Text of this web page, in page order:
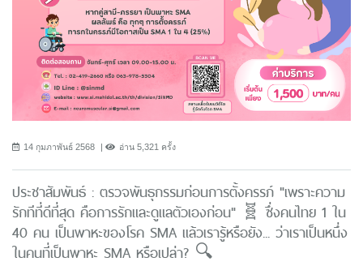
14 กุมภาพันธ์ 2568 อ่าน 5,321 ครั้ง
ประชาสัมพันธ์ : ตรวจพันธุกรรมก่อนการตั้งครรภ์ "เพราะความ
รักทีที่ดีที่สุด คือการรักและดูแลตัวเองก่อน" 🧬 ซึ่งคนไทย 1 ใน
40 คน เป็นพาหะของโรค SMA แล้วเรารู้หรือยัง... ว่าเราเป็นหนึ่ง
ในคนที่เป็นพาหะ SMA หรือเปล่า? 🔍